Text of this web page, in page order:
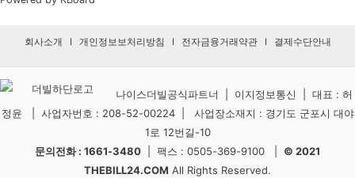
회사소개 I 개인정보보처리방침 I 전자금융거래약관I 결제수단안내
나이스더빌공식파트너 | 이지정보통신 | 대표 : 허
정윤 | 사업자번호 : 208-52-00224 | 사업장소재지 : 경기도 군포시 대야
1로 12번길-10
문의전화 : 1661-3480 | 팩스 : 0505-369-9100 | © 2021
THEBILL24.COM All Rights Reserved.